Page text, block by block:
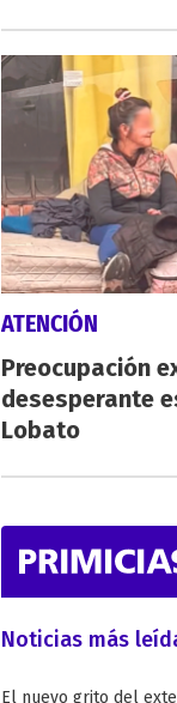
ATENCIÓN
Preocupación
desesperante
Lobato
Noticias más
El nuevo grito del